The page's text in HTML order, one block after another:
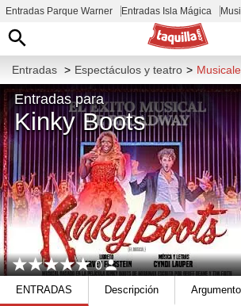
Entradas Parque Warner Entradas Isla Mágica
Entradas > Espectáculos y teatro >
Entradas para
Kinky Boots
0
ENTRADAS Descripción Argumento